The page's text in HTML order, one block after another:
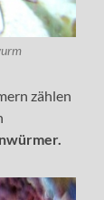
zählen